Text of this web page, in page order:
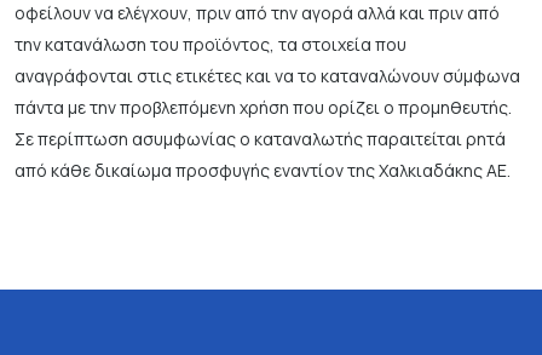
οφείλουν να ελέγχουν, πριν από την αγορά αλλά και πριν από
την κατανάλωση του προϊόντος, τα στοιχεία που
αναγράφονται στις ετικέτες και να το καταναλώνουν σύμφωνα
πάντα με την προβλεπόμενη χρήση που ορίζει ο προμηθευτής.
Σε περίπτωση ασυμφωνίας ο καταναλωτής παραιτείται ρητά
από κάθε δικαίωμα προσφυγής εναντίον της Χαλκιαδάκης ΑΕ.